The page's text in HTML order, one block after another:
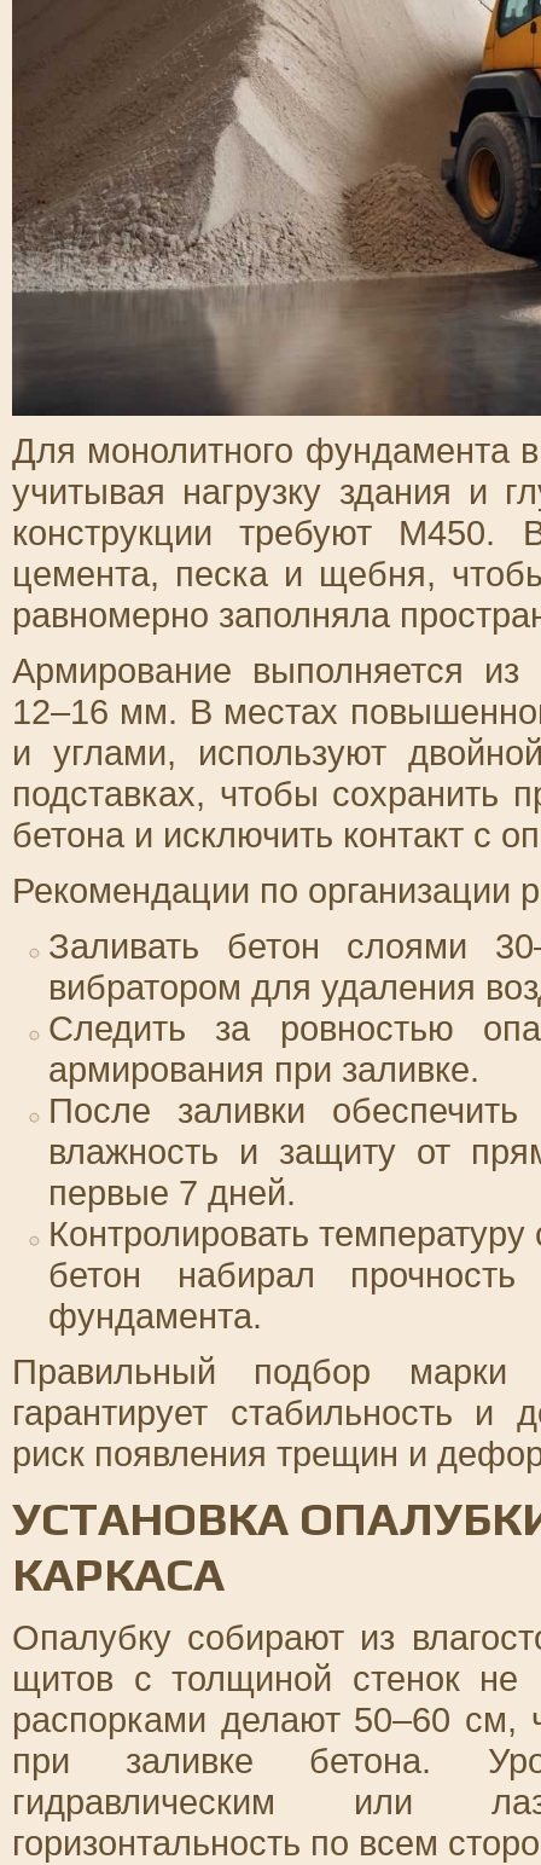
Для монолитного фундамента
учитывая нагрузку здания и
конструкции требуют М450.
цемента, песка и щебня,
равномерно заполняла
Армирование выполняется
12–16 мм. В местах
и углами, используют
подставках, чтобы сохранить
бетона и исключить контакт с
Рекомендации по организации
Заливать бетон слоями
вибратором для удаления
Следить за ровностью
армирования при заливке.
После заливки
влажность и защиту от
первые 7 дней.
Контролировать
бетон набирал
фундамента.
Правильный подбор
гарантирует стабильность и
риск появления трещин и
УСТАНОВКА
КАРКАСА
Опалубку собирают из
щитов с толщиной стенок
распорками делают 50–60 см,
при заливке бетона.
гидравлическим или
горизонтальность по всем